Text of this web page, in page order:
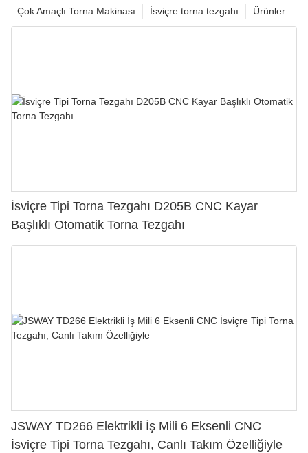
Ürünler
İsviçre torna tezgahı
Çok Amaçlı Torna Makinası
İsviçre Tipi Torna Tezgahı D205B CNC Kayar
Başlıklı Otomatik Torna Tezgahı
JSWAY TD266 Elektrikli İş Mili 6 Eksenli CNC
İsviçre Tipi Torna Tezgahı, Canlı Takım Özelliğiyle